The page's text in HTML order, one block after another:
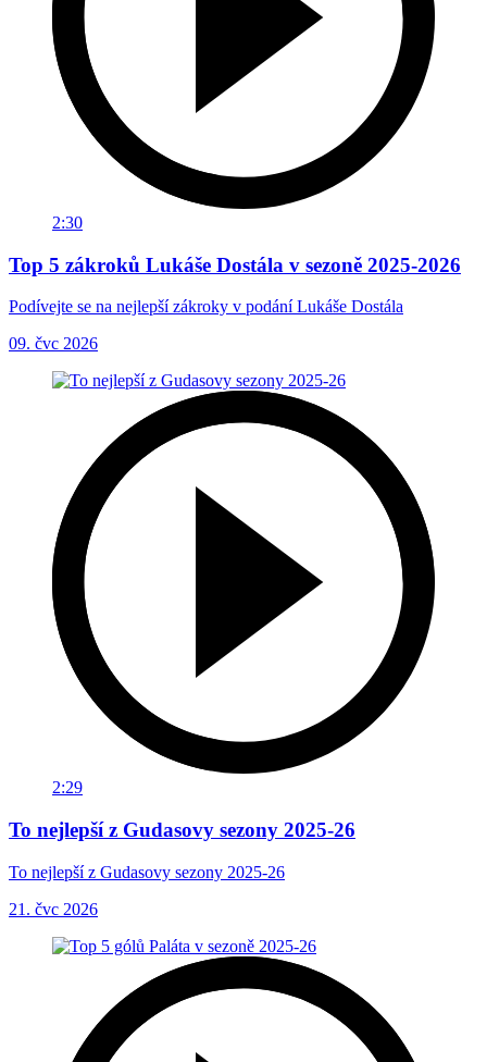
2:30
Top 5 zákroků Lukáše Dostála v sezoně 2025-2026
Podívejte se na nejlepší zákroky v podání Lukáše Dostála
09. čvc 2026
2:29
To nejlepší z Gudasovy sezony 2025-26
To nejlepší z Gudasovy sezony 2025-26
21. čvc 2026